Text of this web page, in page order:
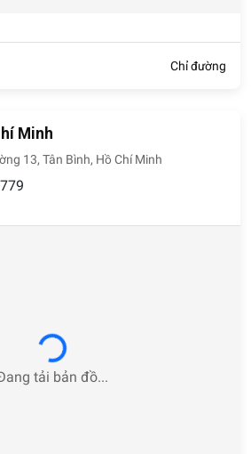
Chỉ đường
Minh
13, Tân Bình, Hồ Chí Minh
Loading...
tải bản đồ...